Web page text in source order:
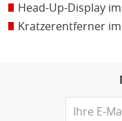
Head-Up-Display
Kratzerentferner im